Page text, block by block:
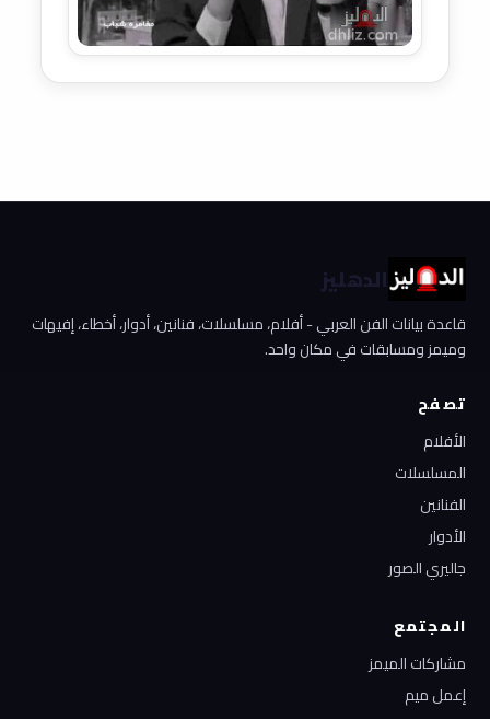
الدهليز
قاعدة بيانات الفن العربي - أفلام، مسلسلات، فنانين، أدوار، أخطاء، إفيهات
وميمز ومسابقات في مكان واحد.
تصفح
الأفلام
المسلسلات
الفنانين
الأدوار
جاليري الصور
المجتمع
مشاركات الميمز
إعمل ميم